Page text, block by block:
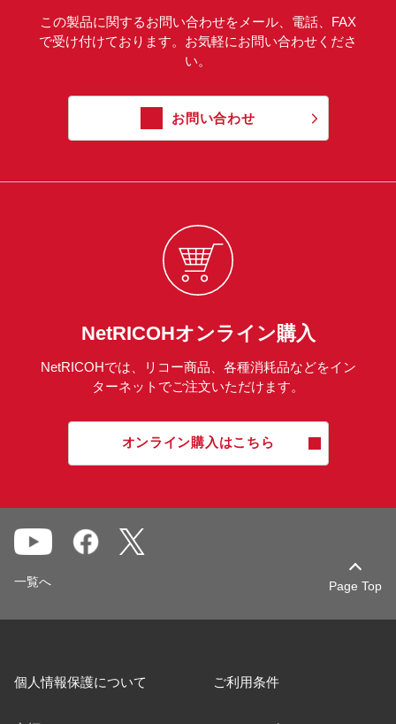
この製品に関するお問い合わせをメール、電話、FAX
で受け付けております。お気軽にお問い合わせくださ
い。
お問い合わせ
NetRICOHオンライン購入
NetRICOHでは、リコー商品、各種消耗品などをイン
ターネットでご注文いただけます。
オンライン購入はこちら
Page Top
一覧へ
個人情報保護について ご利用条件